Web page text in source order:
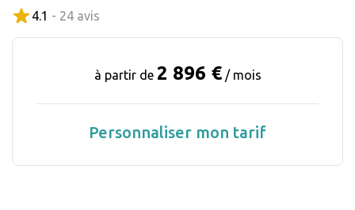
4.1 - 24 avis
à partir de 2 896 € / mois
Personnaliser mon tarif